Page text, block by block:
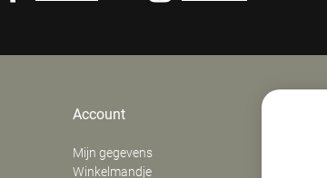
Account
Mijn gegevens
Winkelmandje
E.